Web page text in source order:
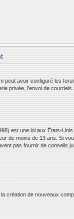
peut avoir configuré les
privée, l’envoi de
est une loi aux États-Unis
de moins de 13 ans. Si
pas fournir de conseils
création de nouveaux